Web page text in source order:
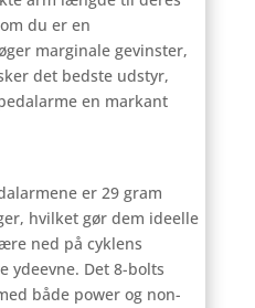
du er en
marginale gevinster,
det bedste udstyr,
en markant
er 29 gram
hvilket gør dem ideelle
ned på cyklens
ydeevne. Det 8-bolts
både power og non-